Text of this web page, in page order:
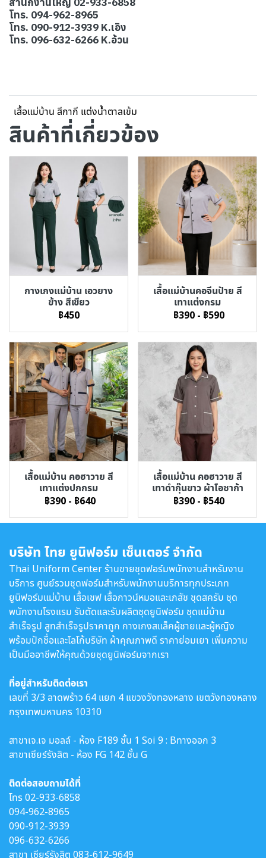
โทร. 094-962-8965
โทร. 090-912-3939 K.เอิง
โทร. 096-632-6266 K.อ้วน
เสื้อแม่บ้าน สีกากี แต่งน้ำตาลเข้ม
สินค้าที่เกี่ยวข้อง
กางเกงแม่บ้าน เอวยาง
ข้าง สีเขียว
฿450
เสื้อแม่บ้านคอจีนป้าย สี
เทาแต่งกรม
฿390 - ฿590
เสื้อแม่บ้าน คอฮาวาย สี
เทาแต่งปกกรม
฿390 - ฿640
เสื้อแม่บ้าน คอฮาวาย สี
เทาดำกุ๊นขาว ผ้าโอซาก้า
฿390 - ฿540
บริษัท ไทย ยูนิฟอร์ม เซ็นเตอร์ จำกัด
Thai Uniform Center ร้านขายชุดฟอร์มพนักงานสำหรับงาน
บริการ ศูนย์รวมชุดฟอร์มสำหรับพนักงานบริการทุกประเภท
ยูนิฟอร์มแม่บ้าน เสื้อเชฟ เสื้อกาวน์หมอและเภสัช ชุดสครับ ชุด
พนักงานโรงแรม รับตัดและรับผลิตชุดยูนิฟอร์ม ชุดแม่บ้าน
สำเร็จรูป สูทสำเร็จรูปราคาถูก กางเกงสแล็คผู้ชายและผู้หญิง
พร้อมปักชื่อและโลโก้บริษัท ผ้าคุณภาพดี ราคาย่อมเยา เพิ่มความ
เป็นมืออาชีพให้คุณด้วยชุดยูนิฟอร์มจากเรา
ที่อยู่สำหรับติดต่อเรา
เลขที่ 3/3 ลาดพร้าว 64 แยก 4 แขวงวังทองหลาง เขตวังทองหลาง
กรุงเทพมหานคร 10310
สาขาเจ.เจ มอลล์ - ห้อง F189 ชั้น 1 Soi 9 : Bทางออก 3
สาขาเซียร์รังสิต - ห้อง FG 142 ชั้น G
ติดต่อสอบถามได้ที่
โทร02-933-6858
094-962-8965
090-912-3939
096-632-6266
สาขา เซียร์รังสิต 083-612-9649